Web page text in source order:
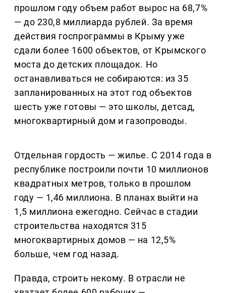
прошлом году объем работ вырос на 68,7%
— до 230,8 миллиарда рублей. За время
действия госпрограммы в Крыму уже
сдали более 1600 объектов, от Крымского
моста до детских площадок. Но
останавливаться не собираются: из 35
запланированных на этот год объектов
шесть уже готовы — это школы, детсад,
многоквартирный дом и газопроводы.
Отдельная гордость — жилье. С 2014 года в
республике построили почти 10 миллионов
квадратных метров, только в прошлом
году — 1,46 миллиона. В планах выйти на
1,5 миллиона ежегодно. Сейчас в стадии
строительства находятся 315
многоквартирных домов — на 12,5%
больше, чем год назад.
Правда, строить некому. В отрасли не